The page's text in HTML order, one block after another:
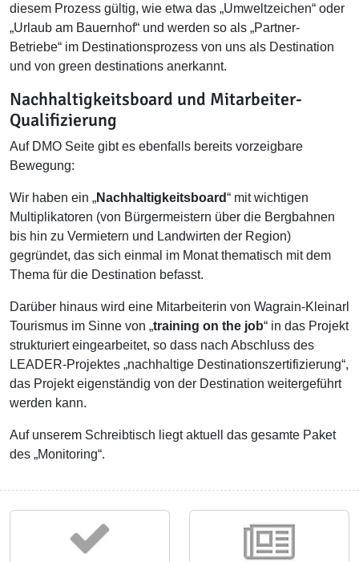
diesem Prozess gültig, wie etwa das „Umweltzeichen“ oder
„Urlaub am Bauernhof“ und werden so als „Partner-
Betriebe“ im Destinationsprozess von uns als Destination
und von green destinations anerkannt.
Nachhaltigkeitsboard und Mitarbeiter-
Qualifizierung
Auf DMO Seite gibt es ebenfalls bereits vorzeigbare
Bewegung:
Wir haben ein „Nachhaltigkeitsboard“ mit wichtigen
Multiplikatoren (von Bürgermeistern über die Bergbahnen
bis hin zu Vermietern und Landwirten der Region)
gegründet, das sich einmal im Monat thematisch mit dem
Thema für die Destination befasst.
Darüber hinaus wird eine Mitarbeiterin von Wagrain-Kleinarl
Tourismus im Sinne von „training on the job“ in das Projekt
strukturiert eingearbeitet, so dass nach Abschluss des
LEADER-Projektes „nachhaltige Destinationszertifizierung“,
das Projekt eigenständig von der Destination weitergeführt
werden kann.
Auf unserem Schreibtisch liegt aktuell das gesamte Paket
des „Monitoring“.